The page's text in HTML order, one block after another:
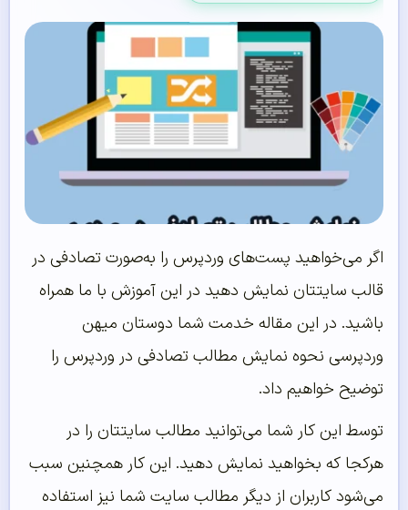
اگر می‌خواهید پست‌های وردپرس را به‌صورت تصادفی در
قالب سایتتان نمایش دهید در این آموزش با ما همراه
باشید. در این مقاله خدمت شما دوستان میهن
وردپرسی نحوه نمایش مطالب تصادفی در وردپرس را
توضیح خواهیم داد.
توسط این کار شما می‌توانید مطالب سایتتان را در
هرکجا که بخواهید نمایش دهید. این کار همچنین سبب
می‌شود کاربران از دیگر مطالب سایت شما نیز استفاده